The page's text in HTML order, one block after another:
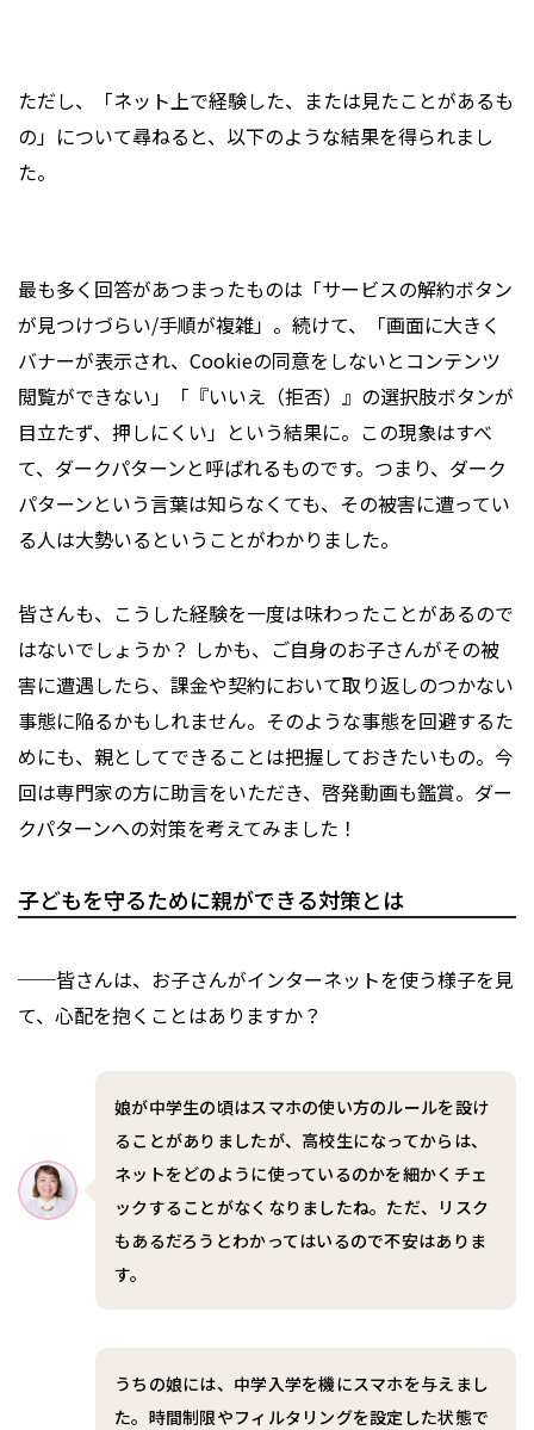
ただし、「ネット上で経験した、または見たことがあるも
の」について尋ねると、以下のような結果を得られまし
た。
最も多く回答があつまったものは「サービスの解約ボタン
が見つけづらい/手順が複雑」。続けて、「画面に大きく
バナーが表示され、Cookieの同意をしないとコンテンツ
閲覧ができない」「『いいえ（拒否）』の選択肢ボタンが
目立たず、押しにくい」という結果に。この現象はすべ
て、ダークパターンと呼ばれるものです。つまり、ダーク
パターンという言葉は知らなくても、その被害に遭ってい
る人は大勢いるということがわかりました。
皆さんも、こうした経験を一度は味わったことがあるので
はないでしょうか？ しかも、ご自身のお子さんがその被
害に遭遇したら、課金や契約において取り返しのつかない
事態に陥るかもしれません。そのような事態を回避するた
めにも、親としてできることは把握しておきたいもの。今
回は専門家の方に助言をいただき、啓発動画も鑑賞。ダー
クパターンへの対策を考えてみました！
子どもを守るために親ができる対策とは
──皆さんは、お子さんがインターネットを使う様子を見
て、心配を抱くことはありますか？
娘が中学生の頃はスマホの使い方のルールを設け
ることがありましたが、高校生になってからは、
ネットをどのように使っているのかを細かくチェ
ックすることがなくなりましたね。ただ、リスク
もあるだろうとわかってはいるので不安はありま
す。
うちの娘には、中学入学を機にスマホを与えまし
た。時間制限やフィルタリングを設定した状態で